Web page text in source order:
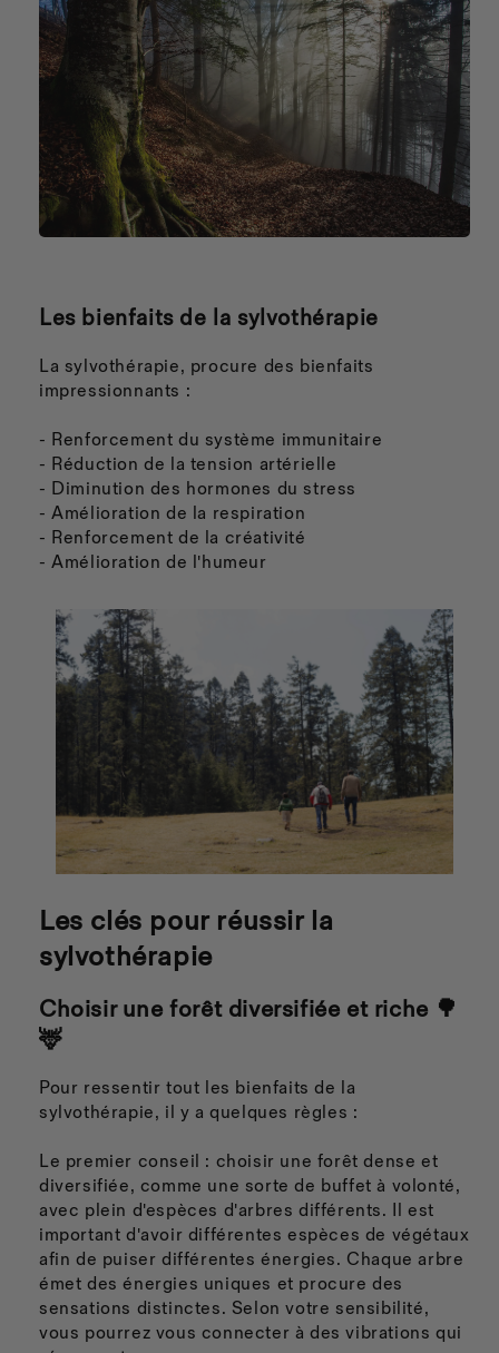
Les bienfaits de la sylvothérapie
La sylvothérapie, procure des bienfaits
impressionnants :
- Renforcement du système immunitaire
- Réduction de la tension artérielle
- Diminution des hormones du stress
- Amélioration de la respiration
- Renforcement de la créativité
- Amélioration de l'humeur
Les clés pour réussir la
sylvothérapie
Choisir une forêt diversifiée et riche 🌳
🦌
Pour ressentir tout les bienfaits de la
sylvothérapie, il y a quelques règles :
Le premier conseil : choisir une forêt dense et
diversifiée, comme une sorte de buffet à volonté,
avec plein d'espèces d'arbres différents. Il est
important d'avoir différentes espèces de végétaux
afin de puiser différentes énergies. Chaque arbre
émet des énergies uniques et procure des
sensations distinctes. Selon votre sensibilité,
vous pourrez vous connecter à des vibrations qui